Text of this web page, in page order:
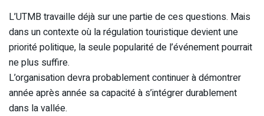
L’UTMB travaille déjà sur une partie de ces questions. Mais
dans un contexte où la régulation touristique devient une
priorité politique, la seule popularité de l’événement pourrait
ne plus suffire.
L’organisation devra probablement continuer à démontrer
année après année sa capacité à s’intégrer durablement
dans la vallée.